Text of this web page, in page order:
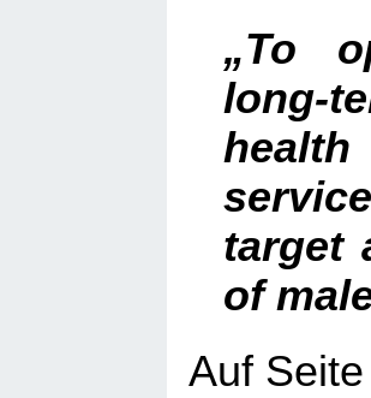
„To
long-
target
of
Auf